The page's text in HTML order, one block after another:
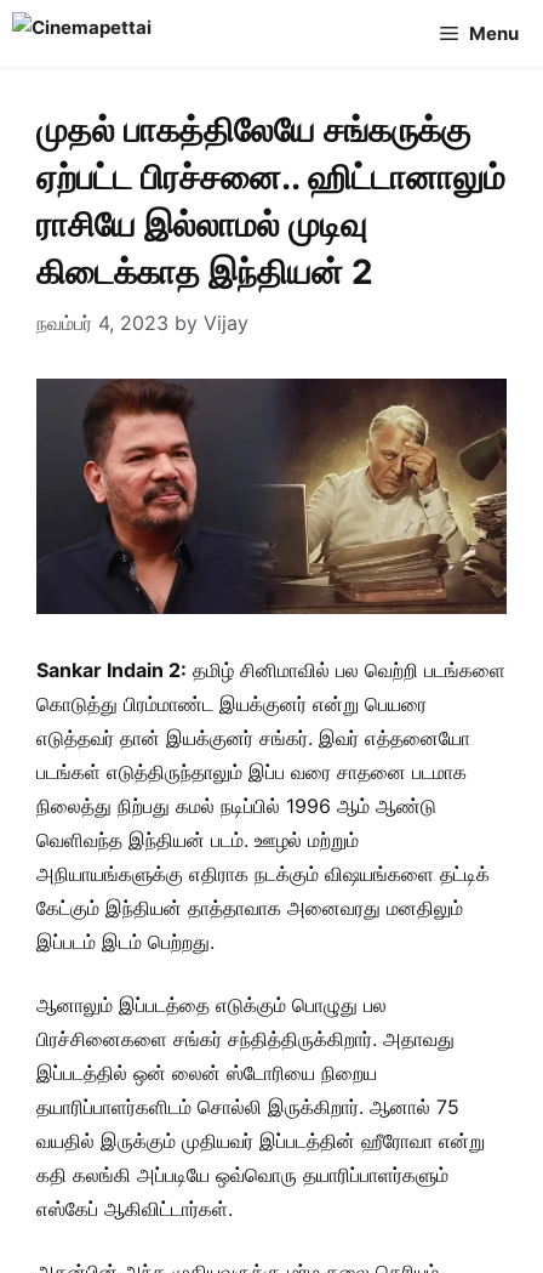
Skip
Menu
முதல் பாகத்திலேயே சங்கருக்கு
ஏற்பட்ட பிரச்சனை.. ஹிட்டானாலும்
ராசியே இல்லாமல் முடிவு
கிடைக்காத இந்தியன் 2
நவம்பர் 4, 2023 by Vijay
Sankar Indain 2: தமிழ் சினிமாவில் பல வெற்றி படங்களை
கொடுத்து பிரம்மாண்ட இயக்குனர் என்று பெயரை
எடுத்தவர் தான் இயக்குனர் சங்கர். இவர் எத்தனையோ
படங்கள் எடுத்திருந்தாலும் இப்ப வரை சாதனை படமாக
நிலைத்து நிற்பது கமல் நடிப்பில் 1996 ஆம் ஆண்டு
வெளிவந்த இந்தியன் படம். ஊழல் மற்றும்
அநியாயங்களுக்கு எதிராக நடக்கும் விஷயங்களை தட்டிக்
கேட்கும் இந்தியன் தாத்தாவாக அனைவரது மனதிலும்
இப்படம் இடம் பெற்றது.
ஆனாலும் இப்படத்தை எடுக்கும் பொழுது பல
பிரச்சினைகளை சங்கர் சந்தித்திருக்கிறார். அதாவது
இப்படத்தில் ஒன் லைன் ஸ்டோரியை நிறைய
தயாரிப்பாளர்களிடம் சொல்லி இருக்கிறார். ஆனால் 75
வயதில் இருக்கும் முதியவர் இப்படத்தின் ஹீரோவா என்று
கதி கலங்கி அப்படியே ஒவ்வொரு தயாரிப்பாளர்களும்
எஸ்கேப் ஆகிவிட்டார்கள்.